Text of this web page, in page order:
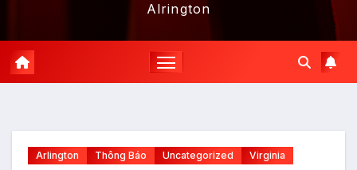
Alrington
Arlington Thông Báo Uncategorized Virginia